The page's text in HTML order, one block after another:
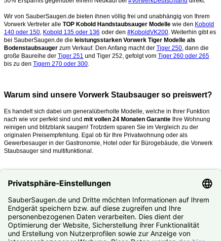
Wir von SauberSaugen.de bieten ihnen völlig frei und unabhängig von Ihrem
Vorwerk Vertreter alle TOP Kobold Handstaubsauger Modelle wie den Kobold
140 oder 150 Kobold 135 oder 136 oder den #KoboldVK200 . Weiterhin gibt es
bei SauberSaugen.de die leistungsstarken Vorwerk Tiger Modelle als
Bodenstaubsauger zum Verkauf. Den Anfang macht der Tiger 250 , dann die
große Baureihe der Tiger 251 und Tiger 252, gefolgt vom Tiger 260 oder 265
bis zu den Tigern 270 oder 300
Warum sind unsere Vorwerk Staubsauger so preiswert?
Es handelt sich dabei um generalüberholte Modelle, welche in Ihrer Funktion
nach wie vor perfekt sind und mit vollen 24 Monaten Garantie Ihre Wohnung
reinigen und blitzblank saugen! Trotzdem sparen Sie im Vergleich zu der
originalen Preisempfehlung. Egal ob für Ihre Privatwohnung oder als
Gewerbesauger in der Gastronomie, Hotel oder für Bürogebäude, die Vorwerk
Staubsauger sind multifunktional.
Was mache ich, wenn mein Kobold oder Tiger kaputt ist?
Nutzen Sie unseren#Reparaturservice. Fast alle Vorwerk Staubsauger
reparieren wir Ihnen zum #Festpreis.
© SauberSaugen.de – Ihr Spezialist für Zubehör und Ersatzteile
passend für Vorwerk Staubsauger